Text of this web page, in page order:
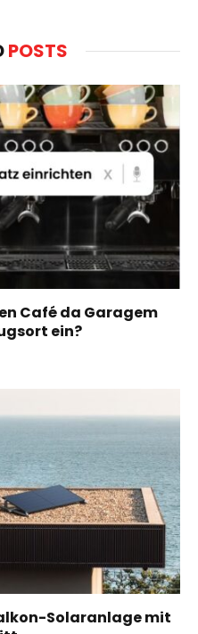
POSTS
Café da Garagem
ein?
Solaranlage mit